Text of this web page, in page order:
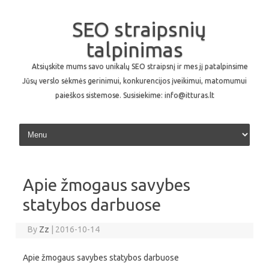
SEO straipsnių
talpinimas
Atsiųskite mums savo unikalų SEO straipsnį ir mes jį patalpinsime
Jūsų verslo sėkmės gerinimui, konkurencijos įveikimui, matomumui
paieškos sistemose. Susisiekime: info@itturas.lt
Skip to content
Apie žmogaus savybes
statybos darbuose
By Zz 2016-10-14
Apie žmogaus savybes statybos darbuose